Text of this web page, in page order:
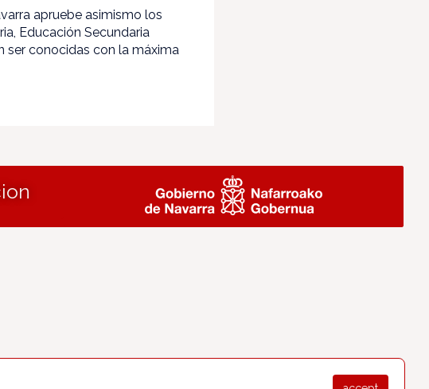
apruebe asimismo los
Educación Secundaria
ser conocidas con la máxima